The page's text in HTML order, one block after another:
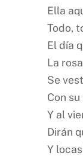
Ella
Todo,
El día
La
Se
Con
Y al
Dirán
Y